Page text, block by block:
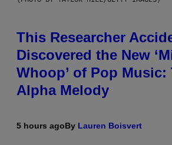
This Researcher
Discovered the New
Whoop’ of Pop Music:
Alpha Melody
5 hours agoBy Lauren Boisvert